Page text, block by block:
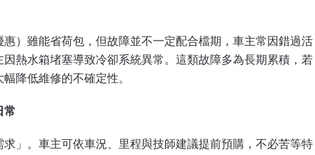
）雖能省荷包，但故障並不一定配合檔期，車主常因錯過活
熱水箱堵塞導致冷卻系統異常。這類故障多為長期累積，若
降低維修的不確定性。
常
」。車主可依車況、里程與技師建議提前預購，不必苦等特